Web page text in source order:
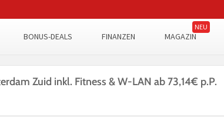
BONUS-DEALS FINANZEN MAGAZIN
Zuid inkl. Fitness & W-LAN ab 73,14€ p.P.